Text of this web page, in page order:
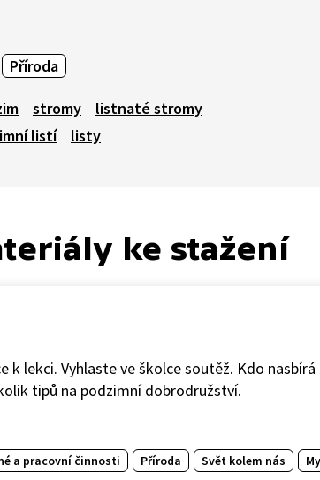
Příroda
stromy
listnaté stromy
listí listy
ke stažení
lekci. Vyhlaste ve školce soutěž. Kdo
tipů na podzimní dobrodružství.
a pracovní činnosti Příroda Svět kolem nás